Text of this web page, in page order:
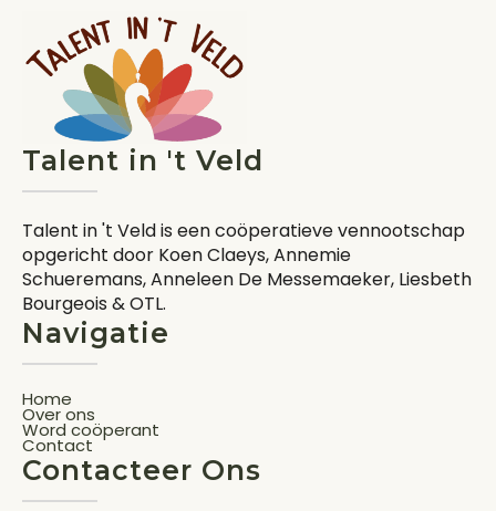
Talent in 't Veld
Talent in 't Veld is een coöperatieve vennootschap
opgericht door Koen Claeys, Annemie
Schueremans, Anneleen De Messemaeker, Liesbeth
Bourgeois & OTL.
Navigatie
Home
Over ons
Word coöperant
Contact
Contacteer Ons